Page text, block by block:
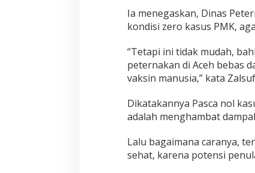
Ia menegaskan, Dinas
kondisi zero kasus PMK,
“Tetapi ini tidak mudah,
peternakan di Aceh bebas
vaksin manusia,” kata
Dikatakannya Pasca nol
adalah menghambat
Lalu bagaimana caranya,
sehat, karena potensi